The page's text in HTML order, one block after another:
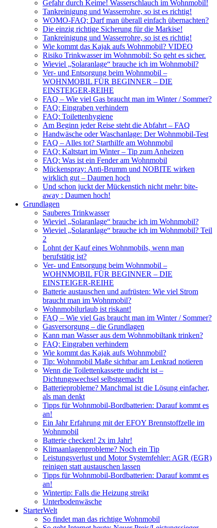
Gefahr durch Keime! Wasserschlauch im Wohnmobil!
Tankreinigung und Wasserrohre, so ist es richtig!
WOMO-FAQ: Darf man überall einfach übernachten?
Die einzig richtige Sicherung für die Markise!
Tankreinigung und Wasserrohre, so ist es richtig!
Wie kommt das Kajak aufs Wohnmobil? VIDEO
Risiko Trinkwasser im Wohnmobil: So geht es sicher.
Wieviel „Solaranlage“ brauche ich im Wohnmobil?
Ver- und Entsorgung beim Wohnmobil –
WOHNMOBIL FÜR BEGINNER – DIE
EINSTEIGER-REIHE
FAQ – Wie viel Gas braucht man im Winter / Sommer?
FAQ: Eingraben verhindern
FAQ: Toilettenhygiene
Am Beginn jeder Reise steht die Abfahrt – FAQ
Handwäsche oder Waschanlage: Der Wohnmobil-Test
FAQ – Alles tot? Starthilfe am Wohnmobil
FAQ: Kaltstart im Winter – Tip zum Anheizen
FAQ: Was ist ein Fender am Wohnmobil
Mückenspray: Anti-Brumm und NOBITE wirken
wirklich gut – Daumen hoch
Und schon juckt der Mückenstich nicht mehr: bite-
away : Daumen hoch!
Grundlagen
Sauberes Trinkwasser
Wieviel „Solaranlage“ brauche ich im Wohnmobil?
Wieviel „Solaranlage“ brauche ich im Wohnmobil? Teil
2
Lohnt der Kauf eines Wohnmobils, wenn man
berufstätig ist?
Ver- und Entsorgung beim Wohnmobil –
WOHNMOBIL FÜR BEGINNER – DIE
EINSTEIGER-REIHE
Batterie austauschen und aufrüsten: Wie viel Strom
braucht man im Wohnmobil?
Wohnmobilurlaub ist riskant!
FAQ – Wie viel Gas braucht man im Winter / Sommer?
Gasversorgung – die Grundlagen
Kann man Wasser aus dem Wohnmobiltank trinken?
FAQ: Eingraben verhindern
Wie kommt das Kajak aufs Wohnmobil?
Tip: Wohnmobil Maße sichtbar am Lenkrad notieren
Wenn die Toilettenkassette undicht ist –
Dichtungswechsel selbstgemacht
Batterieprobleme? Manchmal ist die Lösung einfacher,
als man denkt
Tipps für Wohnmobil-Bordbatterien: Darauf kommt es
an!
Ein Jahr Erfahrung mit der EFOY Brennstoffzelle im
Wohnmobil
Batterie checken! 2x im Jahr!
Klimaanlagenprobleme? Noch ein Tip
Leistungsverlust und Motor Systemfehler: AGR (EGR)
reinigen statt austauschen lassen
Tipps für Wohnmobil-Bordbatterien: Darauf kommt es
an!
Wintertip: Falls die Heizung streikt
Unterbodenwäsche
StarterWelt
So findet man das richtige Wohnmobil